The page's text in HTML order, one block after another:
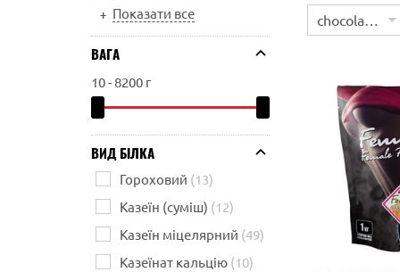
chocolate coconut
+ Показати все
ВАГА
10- 8200 г
ВИД БІЛКА
Гороховий (13)
Казеїн (суміш) (12)
Казеїн міцелярний (49)
Казеїнат кальцію (10)